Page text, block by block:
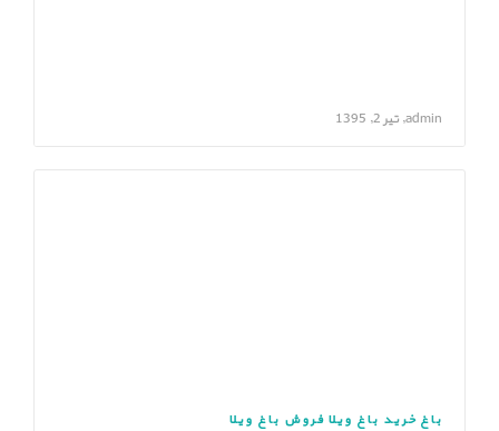
admin, تیر 2, 1395
باغ خرید باغ ویلا فروش باغ ویلا